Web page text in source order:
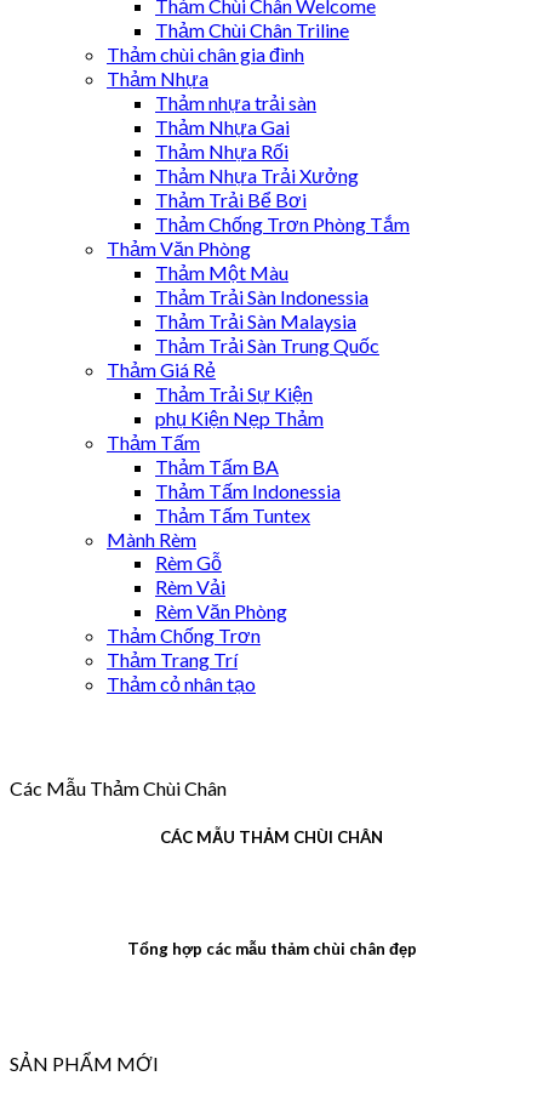
Thảm Chùi Chân Welcome
Thảm Chùi Chân Triline
Thảm chùi chân gia đình
Thảm Nhựa
Thảm nhựa trải sàn
Thảm Nhựa Gai
Thảm Nhựa Rối
Thảm Nhựa Trải Xưởng
Thảm Trải Bể Bơi
Thảm Chống Trơn Phòng Tắm
Thảm Văn Phòng
Thảm Một Màu
Thảm Trải Sàn Indonessia
Thảm Trải Sàn Malaysia
Thảm Trải Sàn Trung Quốc
Thảm Giá Rẻ
Thảm Trải Sự Kiện
phụ Kiện Nẹp Thảm
Thảm Tấm
Thảm Tấm BA
Thảm Tấm Indonessia
Thảm Tấm Tuntex
Mành Rèm
Rèm Gỗ
Rèm Vải
Rèm Văn Phòng
Thảm Chống Trơn
Thảm Trang Trí
Thảm cỏ nhân tạo
Các Mẫu Thảm Chùi Chân
CÁC MẪU THẢM CHÙI CHÂN
Tổng hợp các mẫu thảm chùi chân đẹp
SẢN PHẨM MỚI